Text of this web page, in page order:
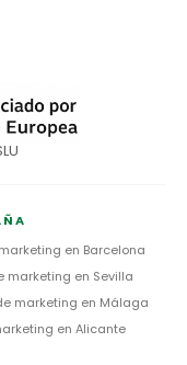
en Barcelona
marketing en Sevilla
marketing en Málaga
en Alicante